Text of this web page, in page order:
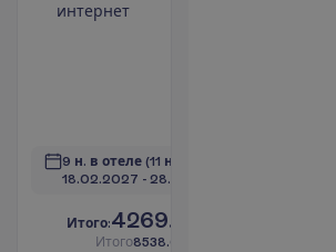
интернет
9 н. в отеле (11 н. всего)
18.02.2027 - 28.02.2027
И того:4269.00
Итого8538.00